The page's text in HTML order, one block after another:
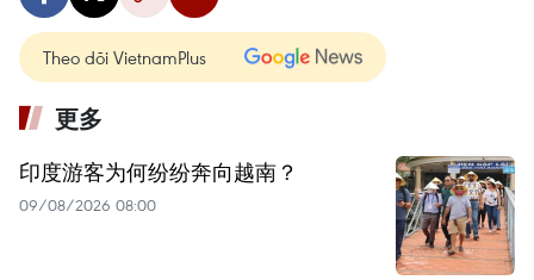
Theo dõi VietnamPlus
更多
印度游客为何纷纷奔向越南？
09/08/2026 08:00